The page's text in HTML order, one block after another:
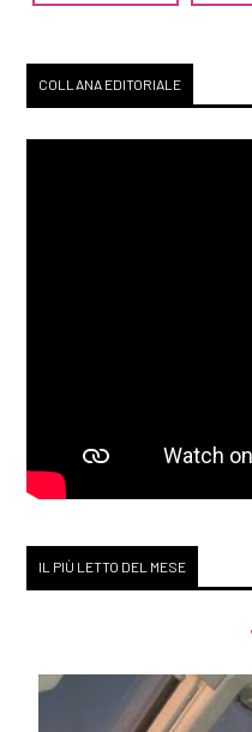
COLLANA EDITORIALE
IL PIÙ LETTO DEL MESE